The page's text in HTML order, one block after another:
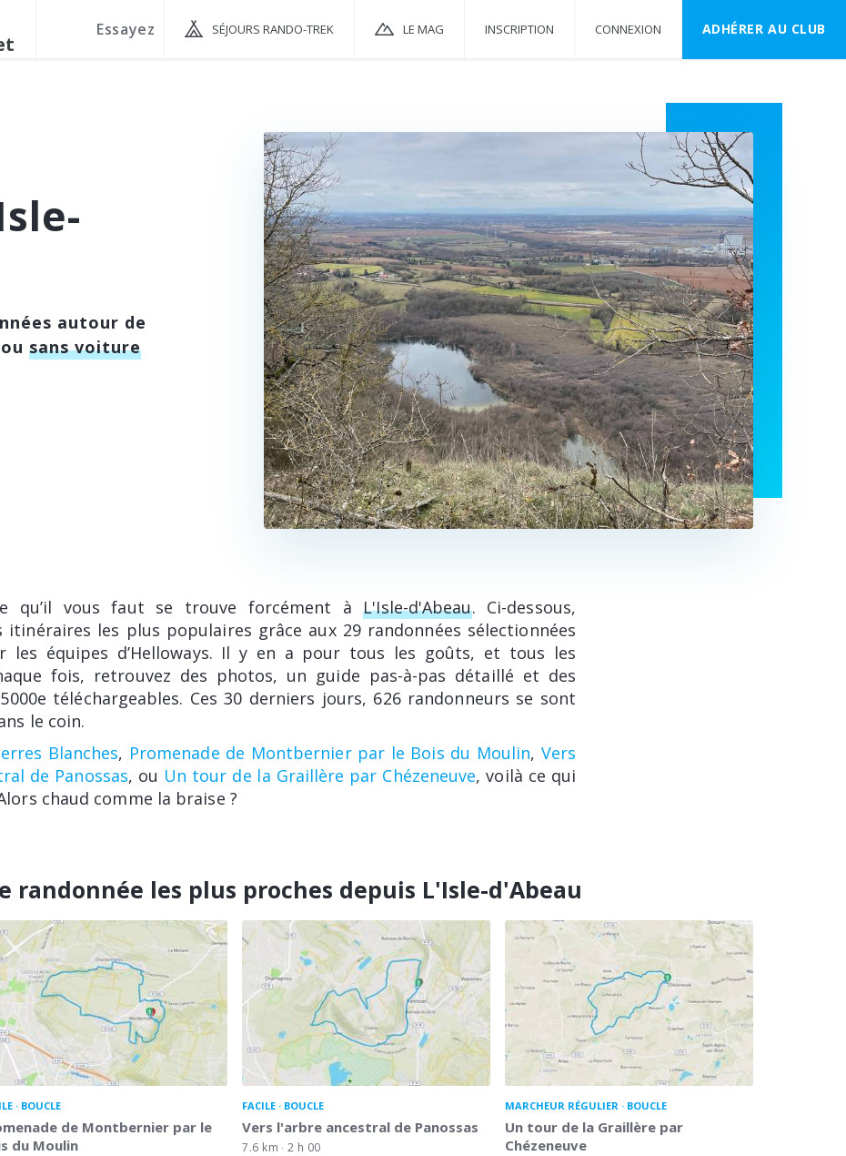
SÉJOURS RANDO-TREK LE MAG INSCRIPTION CONNEXION ADHÉRER AU CLUB
autour de
sans voiture
qu’il vous faut se trouve forcément àL'Isle-d'Abeau. Ci-dessous,
itinéraires les plus populaires grâce aux 29 randonnées sélectionnées
les équipes d’Helloways. Il y en a pour tous les goûts, et tous les
fois, retrouvez des photos, un guide pas-à-pas détaillé et des
téléchargeables. Ces 30 derniers jours, 626 randonneurs se sont
le coin.
Blanches, Promenade de Montbernier par le Bois du Moulin, Vers
de Panossas, ou Un tour de la Graillère par Chézeneuve, voilà ce qui
chaud comme la braise ?
randonnée les plus proches depuis L'Isle-d'Abeau
BOUCLE
de Montbernier par le
du Moulin
FACILE BOUCLE
Vers l'arbre ancestral de Panossas
7.6 km 2 h 00
MARCHEUR RÉGULIER BOUCLE
Un tour de la Graillère par
Chézeneuve